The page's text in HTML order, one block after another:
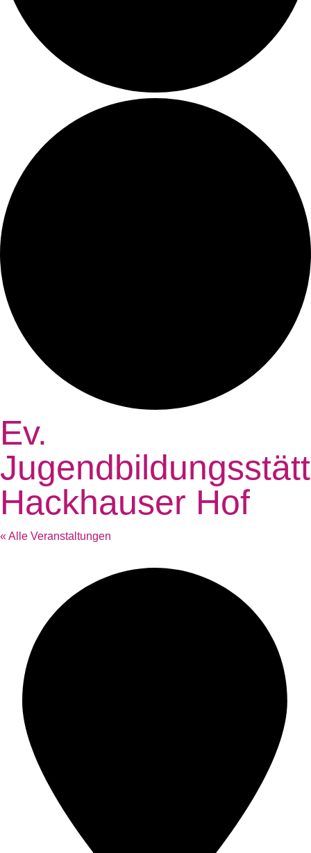
Ev.
Hackhauser Hof
« Alle Veranstaltungen